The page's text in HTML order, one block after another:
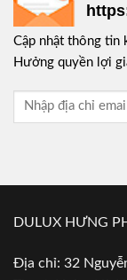
Cập nhật thông tin
Hưởng quyền lợi
DULUX HƯNG
Địa chỉ: 32